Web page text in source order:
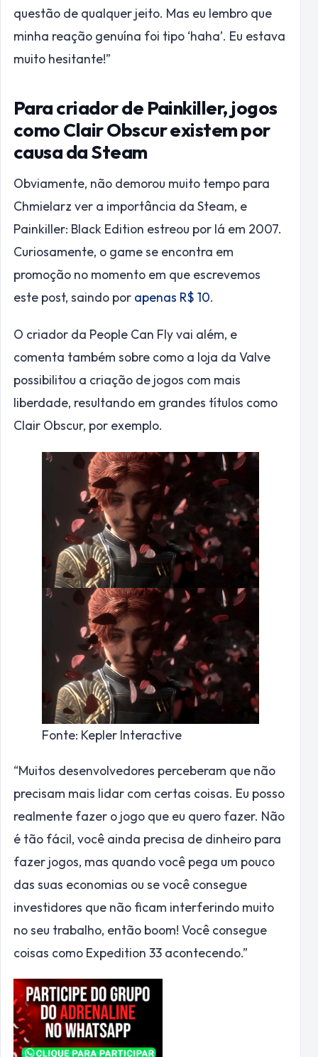
questão de qualquer jeito. Mas eu lembro que
minha reação genuína foi tipo ‘haha’. Eu estava
muito hesitante!”
Para criador de Painkiller, jogos
como Clair Obscur existem por
causa da Steam
Obviamente, não demorou muito tempo para
Chmielarz ver a importância da Steam, e
Painkiller: Black Edition estreou por lá em 2007.
Curiosamente, o game se encontra em
promoção no momento em que escrevemos
este post, saindo por apenas R$ 10.
O criador da People Can Fly vai além, e
comenta também sobre como a loja da Valve
possibilitou a criação de jogos com mais
liberdade, resultando em grandes títulos como
Clair Obscur, por exemplo.
Fonte: Kepler Interactive
“Muitos desenvolvedores perceberam que não
precisam mais lidar com certas coisas. Eu posso
realmente fazer o jogo que eu quero fazer. Não
é tão fácil, você ainda precisa de dinheiro para
fazer jogos, mas quando você pega um pouco
das suas economias ou se você consegue
investidores que não ficam interferindo muito
no seu trabalho, então boom! Você consegue
coisas como Expedition 33 acontecendo.”